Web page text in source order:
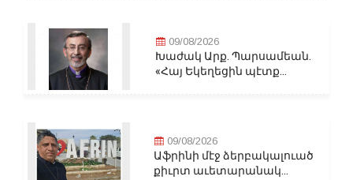
09/08/2026
Խաժակ Արք. Պարսամեան.
«Հայ Եկեղեցին պէտք...
09/08/2026
Աֆրինի մէջ ձերբակալուած
քիւրտ աւետարանակ...